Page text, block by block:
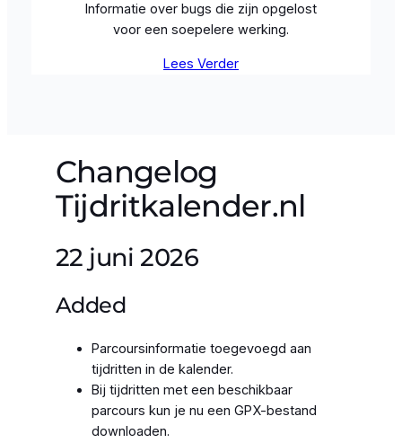
Informatie over bugs die zijn opgelost
voor een soepelere werking.
Lees Verder
Changelog
Tijdritkalender.nl
22 juni 2026
Added
Parcoursinformatie toegevoegd aan
tijdritten in de kalender.
Bij tijdritten met een beschikbaar
parcours kun je nu een GPX-bestand
downloaden.